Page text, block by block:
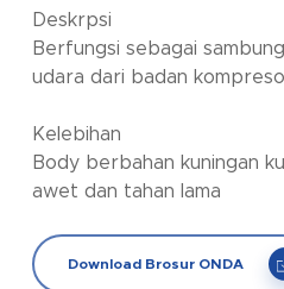
Deskrpsi
Berfungsi sebagai
udara dari badan
Kelebihan
Body berbahan kuningan
awet dan tahan lama
Download Brosur ONDA